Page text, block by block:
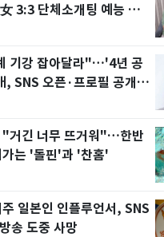
3:3 단체소개팅 예능 화
기강 잡아달라"…'4년 공
, SNS 오픈·프로필 공개
"거긴 너무 뜨거워"…한반
가는 '돌핀'과 '찬홈'
일본인 인플루언서, SNS
송 도중 사망